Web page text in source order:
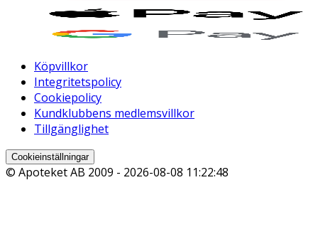
Köpvillkor
Integritetspolicy
Cookiepolicy
Kundklubbens medlemsvillkor
Tillgänglighet
Cookieinställningar
© Apoteket AB 2009 - 2026-08-08 11:22:48